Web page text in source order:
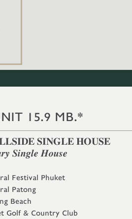
15.9 MB.*
𝐒𝐈𝐍𝐆𝐋𝐄 𝐇𝐎𝐔𝐒𝐄
𝑺𝒊𝒏𝒈𝒍𝒆 𝑯𝒐𝒖𝒔𝒆
Festival Phuket
Patong
Beach
Golf & Country Club